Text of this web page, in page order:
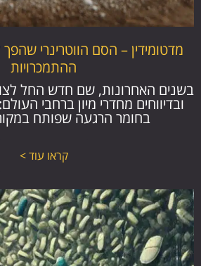
מדטומידין – הסם הווטרינרי
ההתמכרויות
בשנים האחרונות, שם חדש החל
ובדיווחים מחדרי מיון ברחבי
בחומר הרגעה שפותח
קראו עוד >